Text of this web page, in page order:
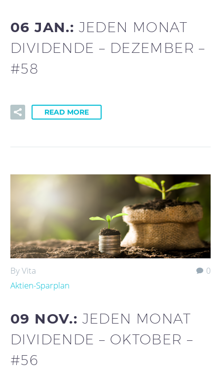
06 JAN.: JEDEN MONAT
DIVIDENDE – DEZEMBER –
#58
READ MORE
0
By Vita
Aktien-Sparplan
09 NOV.: JEDEN MONAT
DIVIDENDE – OKTOBER –
#56